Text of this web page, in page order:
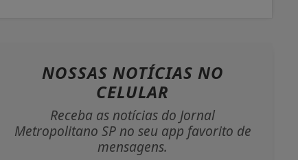
NOSSAS NOTÍCIAS NO
CELULAR
Receba as notícias do Jornal
Metropolitano SP no seu app favorito de
mensagens.